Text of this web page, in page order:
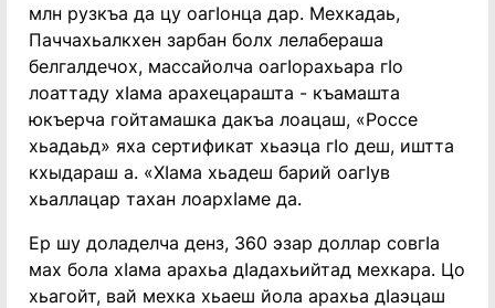
млн рузкъа да цу оагӏонца дар. Мехкадаь,
Паччахьалкхен зарбан болх лелабераша
белгалдечох, массайолча оагӏорахьара гӏо
лоаттаду хӏама арахецарашта - къамашта
юкъерча гойтамашка дакъа лоацаш, «Россе
хьадаьд» яха сертификат хьаэца гӏо деш, иштта
кхыдараш а. «Хӏама хьадеш барий оагӏув
хьаллацар тахан лоархӏаме да.
Ер шу доладелча денз, 360 эзар доллар совгӏа
мах бола хӏама арахьа дӏадахьийтад мехкара. Цо
хьагойт, вай мехка хьаеш йола арахьа дӏаэцаш